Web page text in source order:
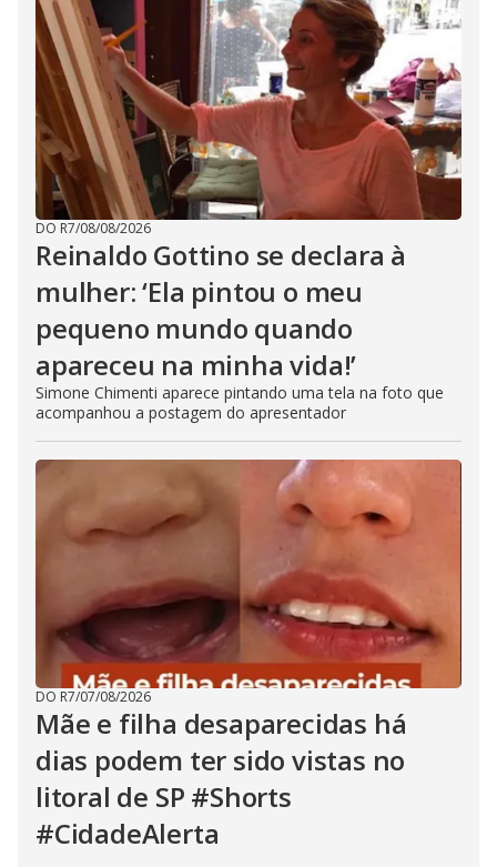
DO R7/08/08/2026
Reinaldo Gottino se declara à
mulher: ‘Ela pintou o meu
pequeno mundo quando
apareceu na minha vida!’
Simone Chimenti aparece pintando uma tela na foto que
acompanhou a postagem do apresentador
DO R7/07/08/2026
Mãe e filha desaparecidas há
dias podem ter sido vistas no
litoral de SP #Shorts
#CidadeAlerta